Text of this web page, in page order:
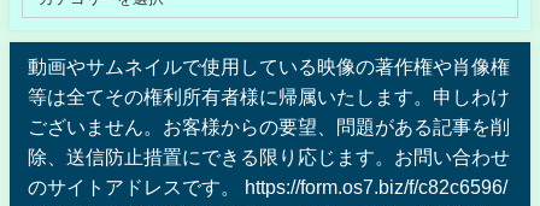
動画やサムネイルで使用している映像の著作権や肖像権
等は全てその権利所有者様に帰属いたします。申しわけ
ございません。お客様からの要望、問題がある記事を削
除、送信防止措置にできる限り応じます。お問い合わせ
のサイトアドレスです。 https://form.os7.biz/f/c82c6596/